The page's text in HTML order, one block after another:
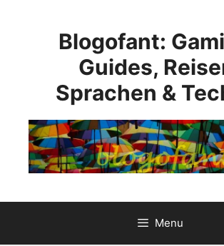
Blogofant:
Guides,
Sprachen &
Menu